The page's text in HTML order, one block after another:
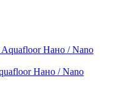
Нано / Nano